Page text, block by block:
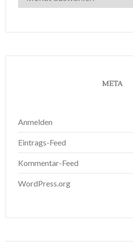
META
Anmelden
Eintrags-Feed
Kommentar-Feed
WordPress.org